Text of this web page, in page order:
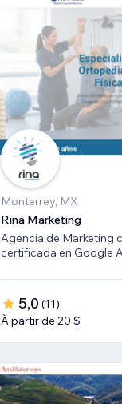
Monterrey, MX
Rina Marketing
Agencia de Marketing
certificada en Google
5,0 (11)
À partir de 20 $